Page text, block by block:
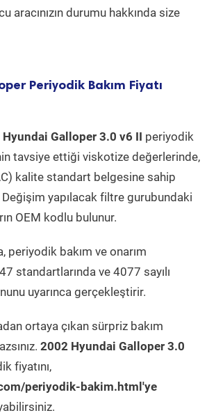
aracınızın durumu hakkında size
Periyodik Bakım Fiyatı
Galloper 3.0 v6 II periyodik
tavsiye ettiği viskotize değerlerinde,
kalite standart belgesine sahip
yapılacak filtre gurubundaki
OEM kodlu bulunur.
periyodik bakım ve onarım
standartlarında ve 4077 sayılı
uyarınca gerçekleştirir.
ortaya çıkan sürpriz bakım
2002 Hyundai Galloper 3.0
fiyatını,
periyodik-bakim.html'ye